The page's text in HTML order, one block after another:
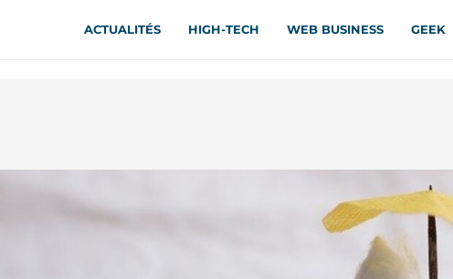
ACTUALITÉS HIGH-TECH WEB BUSINESS GEEK